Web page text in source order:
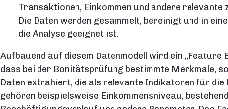
Transaktionen, Einkommen und andere
Die Daten werden gesammelt, bereinigt und in
die Analyse geeignet ist.
Aufbauend auf diesem Datenmodell wird ein „Feature
dass bei der Bonitätsprüfung bestimmte Merkmale,
Daten extrahiert, die als relevante Indikatoren für die
gehören beispielsweise Einkommensniveau,